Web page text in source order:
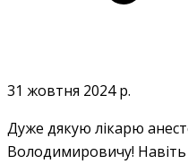
31 жовтня 2024 р.
Дуже дякую лікарю
Володимировичу!